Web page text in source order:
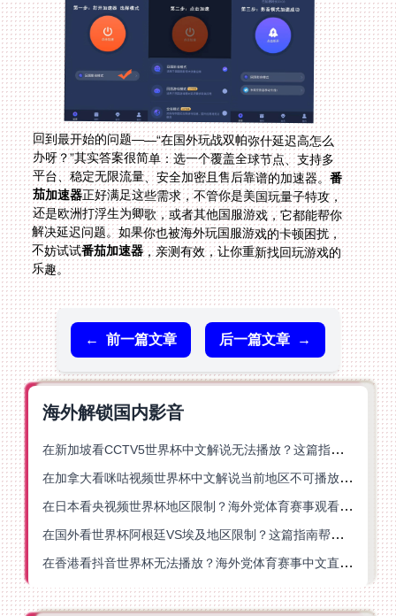
回到最开始的问题——“在国外玩战双帕弥什延迟高怎么
办呀？”其实答案很简单：选一个覆盖全球节点、支持多
平台、稳定无限流量、安全加密且售后靠谱的加速器。番
茄加速器正好满足这些需求，不管你是美国玩量子特攻，
还是欧洲打浮生为卿歌，或者其他国服游戏，它都能帮你
解决延迟问题。如果你也被海外玩国服游戏的卡顿困扰，
不妨试试番茄加速器，亲测有效，让你重新找回玩游戏的
乐趣。
← 前一篇文章 后一篇文章 →
海外解锁国内影音
在新加坡看CCTV5世界杯中文解说无法播放？这篇指南帮你解锁海外体育直播自由
在加拿大看咪咕视频世界杯中文解说当前地区不可播放？这篇指南帮你一键解决
在日本看央视频世界杯地区限制？海外党体育赛事观看终极指南
在国外看世界杯阿根廷VS埃及地区限制？这篇指南帮你搞定中文直播+解说
在香港看抖音世界杯无法播放？海外党体育赛事中文直播终极指南